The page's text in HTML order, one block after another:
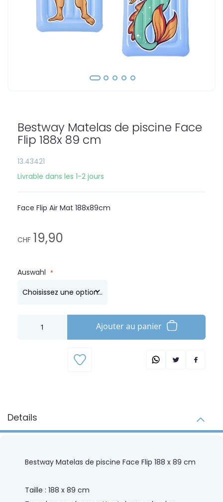
Bestway Matelas de piscine Face
Flip 188x 89 cm
13.43421
Livrable dans les 1-2 jours
Face Flip Air Mat 188x89cm
CHF 19,90
Auswahl
Ajouter au panier
beginning
the
gallery
Details
Bestway Matelas de piscine Face Flip 188 x 89 cm
Taille : 188 x 89 cm